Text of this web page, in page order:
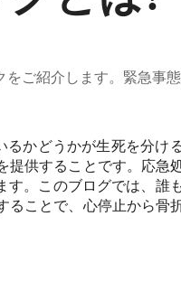
ご紹介します。緊急事
かどうかが生死を分け
供することです。応急
。このブログでは、誰
ことで、心停止から骨